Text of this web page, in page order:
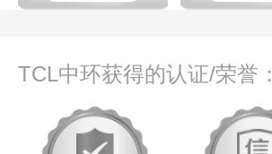
TCL中环获得的认证/荣誉：